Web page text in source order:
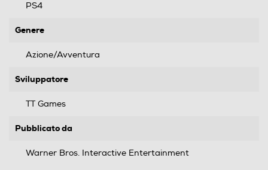
PS4
Genere
Azione/Avventura
Sviluppatore
TT Games
Pubblicato da
Warner Bros. Interactive Entertainment